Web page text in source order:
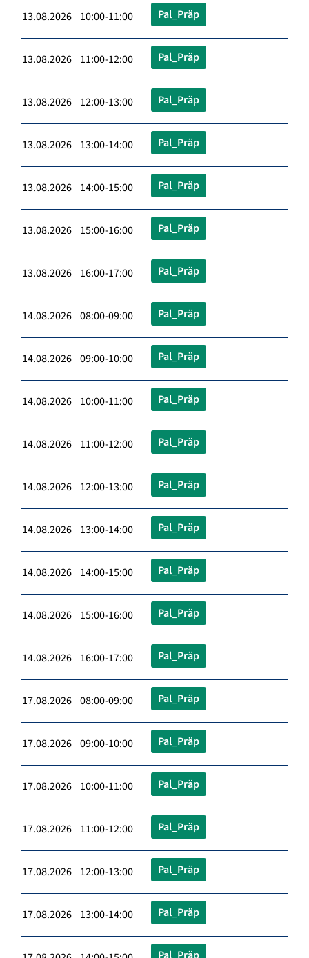
13.08.2026 10:00-11:00 Pal_Präp
13.08.2026 11:00-12:00 Pal_Präp
13.08.2026 12:00-13:00 Pal_Präp
13.08.2026 13:00-14:00 Pal_Präp
13.08.2026 14:00-15:00 Pal_Präp
13.08.2026 15:00-16:00 Pal_Präp
13.08.2026 16:00-17:00 Pal_Präp
14.08.2026 08:00-09:00 Pal_Präp
14.08.2026 09:00-10:00 Pal_Präp
14.08.2026 10:00-11:00 Pal_Präp
14.08.2026 11:00-12:00 Pal_Präp
14.08.2026 12:00-13:00 Pal_Präp
14.08.2026 13:00-14:00 Pal_Präp
14.08.2026 14:00-15:00 Pal_Präp
14.08.2026 15:00-16:00 Pal_Präp
14.08.2026 16:00-17:00 Pal_Präp
17.08.2026 08:00-09:00 Pal_Präp
17.08.2026 09:00-10:00 Pal_Präp
17.08.2026 10:00-11:00 Pal_Präp
17.08.2026 11:00-12:00 Pal_Präp
17.08.2026 12:00-13:00 Pal_Präp
17.08.2026 13:00-14:00 Pal_Präp